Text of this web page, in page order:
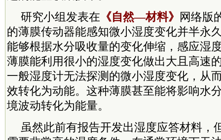
研究小组发表在 《自然—材料》 网络版
的薄膜传动器能感知微小湿度变化并半永
能够根据水分吸收量的变化伸缩，感应湿
薄膜能利用很小的湿度变化做出大且高速
一般湿度计无法探测的微小湿度变化，从
效转化为动能。这种薄膜甚至能将影响水
境波动转化为能量。
虽然此前有报告开发出湿度应答材料，